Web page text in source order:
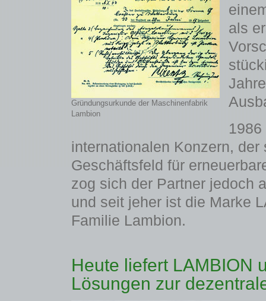
Gründungsurkunde der Maschinenfabrik
Lambion
als
internationalen Konzern,
Geschäftsfeld für
zog sich der Partner jedoch
und seit jeher ist die Marke
Familie Lambion.
Heute liefert LAMBION
Lösungen zur